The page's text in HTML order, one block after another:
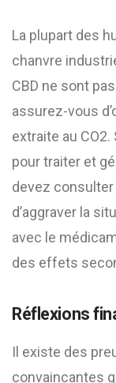
La plupart des
chanvre
CBD ne sont
assurez-vous
extraite au
pour traiter et
devez consulter
d’aggraver la
avec le
des effets
Réflexions
Il existe des
convaincantes